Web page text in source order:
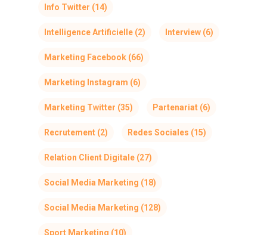
Info Twitter (14)
Intelligence Artificielle (2) Interview (6)
Marketing Facebook (66)
Marketing Instagram (6)
Marketing Twitter (35) Partenariat (6)
Recrutement (2) Redes Sociales (15)
Relation Client Digitale (27)
Social Media Marketing (18)
Social Media Marketing (128)
Sport Marketing (10)